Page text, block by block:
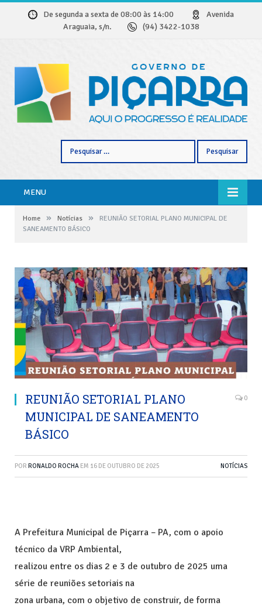
De segunda a sexta de 08:00 às 14:00
Avenida
Araguaia, s/n.
(94) 3422-1038
MENU
Home » Notícias »
REUNIÃO SETORIAL PLANO MUNICIPAL DE
SANEAMENTO BÁSICO
REUNIÃO SETORIAL PLANO
MUNICIPAL DE SANEAMENTO
BÁSICO
0
POR RONALDO ROCHA EM 16 DE OUTUBRO DE 2025 NOTÍCIAS
A Prefeitura Municipal de Piçarra – PA, com o apoio
técnico da VRP Ambiental,
realizou entre os dias 2 e 3 de outubro de 2025 uma
série de reuniões setoriais na
zona urbana, com o objetivo de construir, de forma